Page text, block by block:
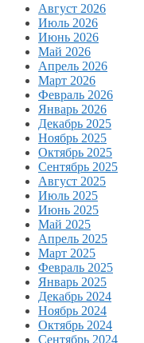
Август 2026
Июль 2026
Июнь 2026
Май 2026
Апрель 2026
Март 2026
Февраль 2026
Январь 2026
Декабрь 2025
Ноябрь 2025
Октябрь 2025
Сентябрь 2025
Август 2025
Июль 2025
Июнь 2025
Май 2025
Апрель 2025
Март 2025
Февраль 2025
Январь 2025
Декабрь 2024
Ноябрь 2024
Октябрь 2024
Сентябрь 2024